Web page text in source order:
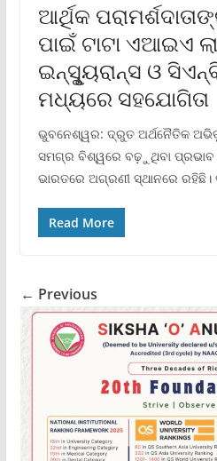
ଆର୍ଥିକ
ପାଇଁ ଟାଟା ଏଆଇଏ
ଇନ୍‌ସୁୃ୍ୟରାନ୍ସ ଓ
ମଧ୍ୟରେ ସହଯୋଗିତା
ଭୁବନେଶ୍ୱର: ଦ୍ରୁତ ଅର୍ଥନୈତିକ
ସମଗ୍ର ବିଶ୍ୱରେ ବଢ଼ୁଥିବା ପ୍ରଭାବ
ଭାରତରେ ଅଗ୍ରଣୀ ସ୍ଥାନରେ ରହିଛି।
Read More
← Previous